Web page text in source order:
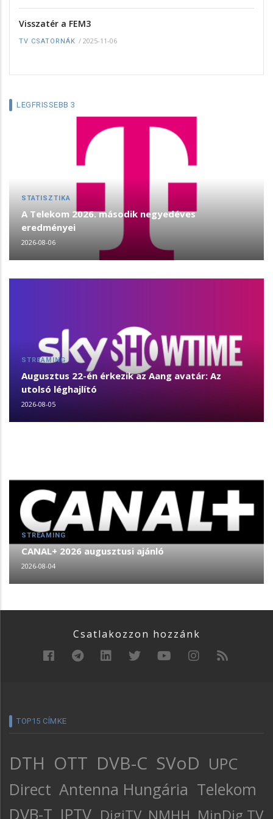
Visszatér a FEM3
TV CSATORNÁK / 2025-11-06
LEGFRISSEBB 3
STATISZTIKA
A Telekom 2026. második negyedéves
eredményei
2026-08-06
STREAMING
Augusztus 22-én érkezik az Aang avatár: Az
utolsó léghajlító
2026-08-05
STREAMING
CANAL+ 2026 augusztusi ajánló
2026-08-04
Csatlakozzon hozzánk
TOP15 CÍMKE
DTH OTT DVB-C SVoD UPC
Direct Antenna Hungária Telekom
DVB-T IPTV DigiTV NMHH MinDig TV